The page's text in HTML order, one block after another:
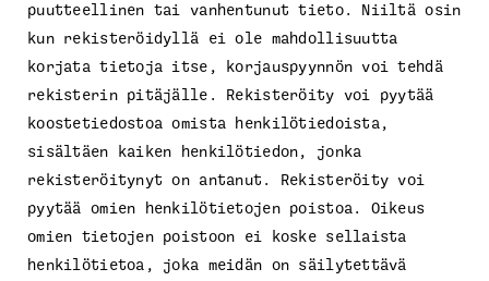
puutteellinen tai vanhentunut tieto. Niiltä osin
kun rekisteröidyllä ei ole mahdollisuutta
korjata tietoja itse, korjauspyynnön voi tehdä
rekisterin pitäjälle. Rekisteröity voi pyytää
koostetiedostoa omista henkilötiedoista,
sisältäen kaiken henkilötiedon, jonka
rekisteröitynyt on antanut. Rekisteröity voi
pyytää omien henkilötietojen poistoa. Oikeus
omien tietojen poistoon ei koske sellaista
henkilötietoa, joka meidän on säilytettävä